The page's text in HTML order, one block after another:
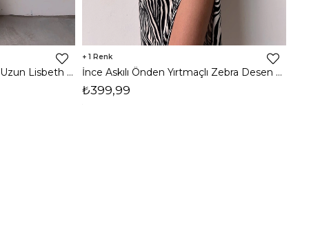
İnce Askılı Önden Yırtmaçlı Uzun Lisbeth Kadın Beyaz Elbise 22K000581
1
İnce Askılı Önden Yırtmaçlı Zebra Desen Citlali Kadın Renkli Elbise 22Y000068
₺399,99